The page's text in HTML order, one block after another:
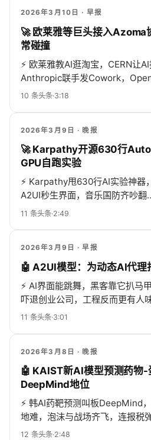
2026年3月10日 · 早报
🚀 欧莱雅等巨头接入Azoma
常碰撞
⚡ 欧莱雅教AI逛淘宝，CERN让
Anthropic联手发Cowork，
刹车，印度1050亿参数硬刚
10 条头条·3:18
2026年3月9日 · 晚报
🚀 Karpathy开源630行
GPU自跑实验
⚡ Karpathy甩630行AI实验神器
A2UI秒生界面，音乐国防齐吵翻
11 条头条·2:49
2026年3月9日 · 早报
🤖 A2UI模型：为动态AI代理
⚡ AI界面能跳舞，黑客靠它扒马
吓退创业公司，工程反而更有人味
11 条头条·3:01
2026年3月8日 · 晚报
🤖 KAIST新AI模型预测药物-
DeepMind地位
⚡ 韩AI药靶预测叫板DeepMind
地难，泡沫与战场齐飞，连报税
12 条头条·2:48